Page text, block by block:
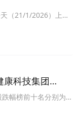
（21/1/2026）上午
康科技集团
跌8.47%
幅榜前十名分别为中
倍做空